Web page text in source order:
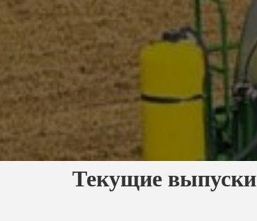
Текущие выпуски